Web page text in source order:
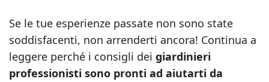
Se le tue esperienze passate non sono state
soddisfacenti, non arrenderti ancora! Continua a
leggere perché i consigli dei giardinieri
professionisti sono pronti ad aiutarti da